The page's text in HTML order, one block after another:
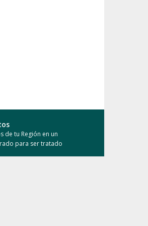
de tu Región en un
para ser tratado